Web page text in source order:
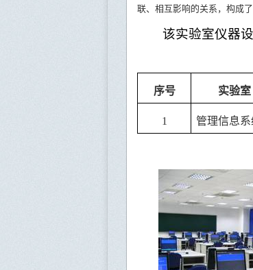
联、相互影响的关系，构成
该实验室仪器
序号 实验室
1 管理信息